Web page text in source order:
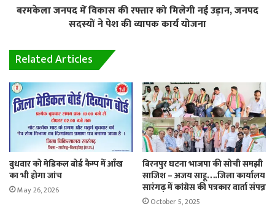
बरमकेला जनपद में विकास की रफ्तार को मिलेगी नई उड़ान, जनपद
सदस्यों ने पेश की व्यापक कार्य योजना
Related Articles
बुधवार को मेडिकल बोर्ड कैम्प में आँख
का भी होगा जांच
May 26, 2026
बिरनपुर घटना भाजपा की सोची समझी
साजिश – अजय साहू….जिला कार्यालय
सारंगढ़ में कांग्रेस की पत्रकार वार्ता संपन्न
October 5, 2025